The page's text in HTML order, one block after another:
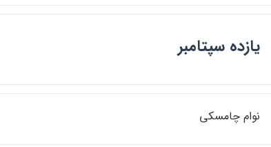
يازده سپتامبر
نوام چامسكي